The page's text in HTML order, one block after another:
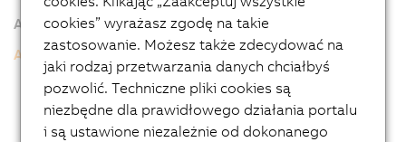
Additional information
ACOPOSmotor Compact
8D1 - General motor data
8D1 - Order key
cookies” wyrażasz zgodę na takie
zastosowanie. Możesz także zdecydować na
jaki rodzaj przetwarzania danych chciałbyś
pozwolić. Techniczne pliki cookies są
niezbędne dla prawidłowego działania portalu
i są ustawione niezależnie od dokonanego